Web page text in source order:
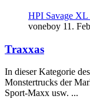
HPI Savage
voneboy 11.
Traxxas
In dieser Kategorie
Monstertrucks der
Sport-Maxx usw. ...